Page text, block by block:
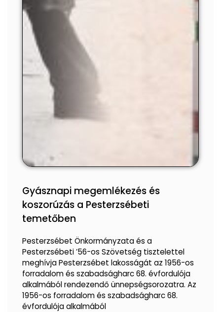
Gyásznapi megemlékezés és
koszorúzás a Pesterzsébeti
temetőben
Pesterzsébet Önkormányzata és a
Pesterzsébeti ’56-os Szövetség tisztelettel
meghívja Pesterzsébet lakosságát az 1956-os
forradalom és szabadságharc 68. évfordulója
alkalmából rendezendő ünnepségsorozatra. Az
1956-os forradalom és szabadságharc 68.
évfordulója alkalmából